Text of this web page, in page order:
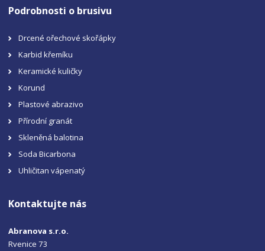
Podrobnosti o brusivu
Drcené ořechové skořápky
Karbid křemíku
Keramické kuličky
Korund
Plastové abrazivo
Přírodní granát
Skleněná balotina
Soda Bicarbona
Uhličitan vápenatý
Kontaktujte nás
Abranova s.r.o.
Rvenice 73